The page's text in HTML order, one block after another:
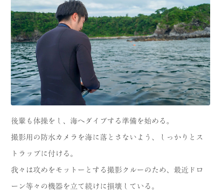
後輩も体操をし、海へダイブする準備を始める。
撮影用の防水カメラを海に落とさないよう、しっかりとス
トラップに付ける。
我々は攻めをモットーとする撮影クルーのため、最近ドロ
ーン等々の機器を立て続けに損壊している。